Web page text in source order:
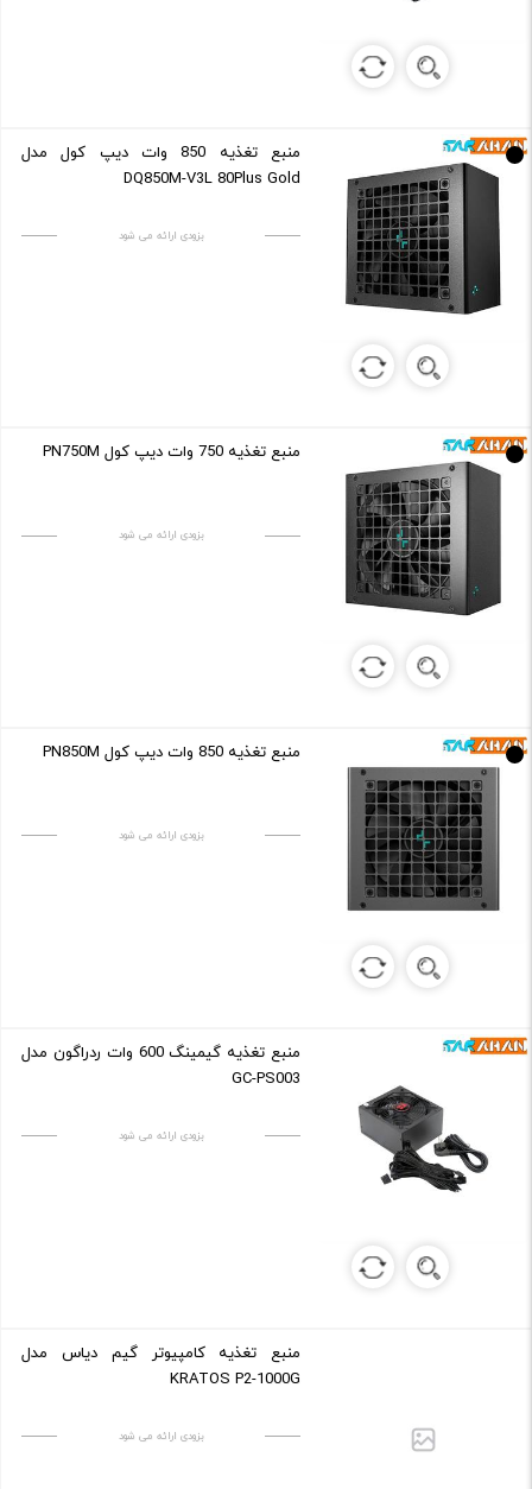
منبع تغذیه 850 وات دیپ کول مدل
DQ850M-V3L 80Plus Gold
بزودی ارائه می شود
منبع تغذیه 750 وات دیپ کول PN750M
بزودی ارائه می شود
منبع تغذیه 850 وات دیپ کول PN850M
بزودی ارائه می شود
منبع تغذیه گیمینگ 600 وات ردراگون مدل
GC-PS003
بزودی ارائه می شود
منبع تغذیه کامپیوتر گیم دیاس مدل
KRATOS P2-1000G
بزودی ارائه می شود